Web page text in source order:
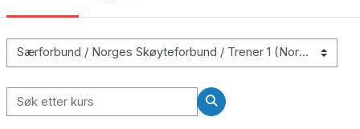
Kurskategorier
Søk etter kurs
Søk etter kurs